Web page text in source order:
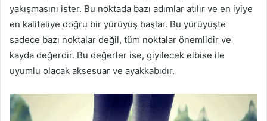
yakışmasını ister. Bu noktada bazı adımlar atılır ve en iyiye
en kaliteliye doğru bir yürüyüş başlar. Bu yürüyüşte
sadece bazı noktalar değil, tüm noktalar önemlidir ve
kayda değerdir. Bu değerler ise, giyilecek elbise ile
uyumlu olacak aksesuar ve ayakkabıdır.